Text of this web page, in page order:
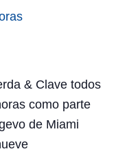
& Clave todos
como parte
de Miami